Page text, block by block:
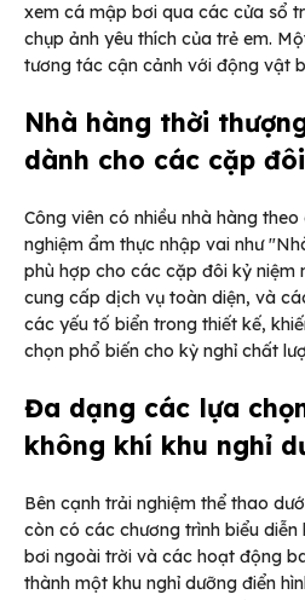
xem cá mập bơi qua các cửa sổ
chụp ảnh yêu thích của trẻ em.
tương tác cận cảnh với động vật
Nhà hàng thời
dành cho các cặp đôi
Công viên có nhiều nhà hàng
nghiệm ẩm thực nhập vai như
phù hợp cho các cặp đôi kỷ niệm
cung cấp dịch vụ toàn diện, và
các yếu tố biển trong thiết kế,
chọn phổ biến cho kỳ nghỉ chất
Đa dạng các lựa
không khí khu nghỉ
Bên cạnh trải nghiệm thể thao
còn có các chương trình biểu
bơi ngoài trời và các hoạt động
thành một khu nghỉ dưỡng điển